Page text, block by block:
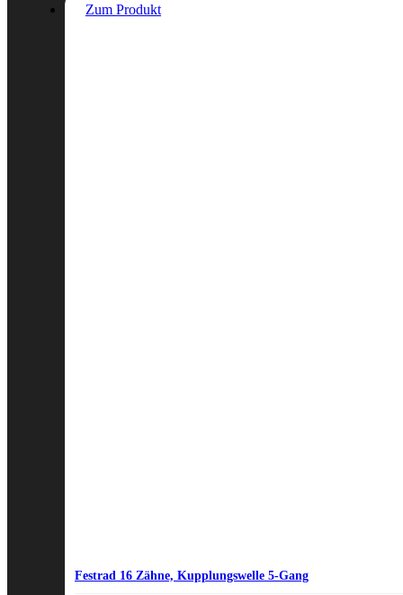
Zum Produkt
Festrad 16 Zähne, Kupplungswelle 5-Gang